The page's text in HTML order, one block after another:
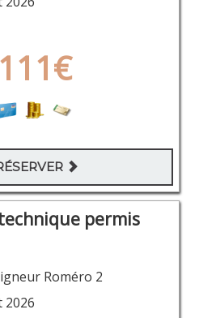
111€
permis
Roméro 2
2026